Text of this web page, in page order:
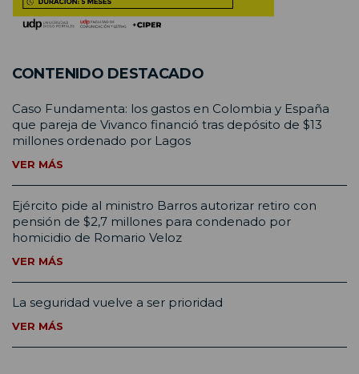
CONTENIDO DESTACADO
Caso Fundamenta: los gastos en Colombia y España
que pareja de Vivanco financió tras depósito de $13
millones ordenado por Lagos
VER MÁS
Ejército pide al ministro Barros autorizar retiro con
pensión de $2,7 millones para condenado por
homicidio de Romario Veloz
VER MÁS
La seguridad vuelve a ser prioridad
VER MÁS